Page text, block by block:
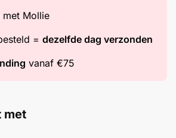
met Mollie
= dezelfde dag verzonden
vanaf €75
met